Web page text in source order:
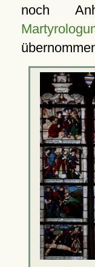
noch